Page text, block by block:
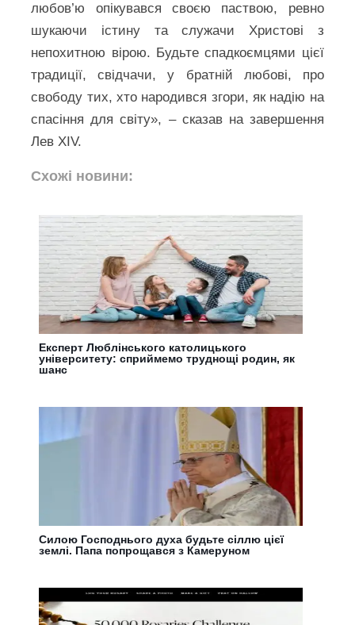
любов’ю опікувався своєю паствою, ревно
шукаючи істину та служачи Христові з
непохитною вірою. Будьте спадкоємцями цієї
традиції, свідчачи, у братній любові, про
свободу тих, хто народився згори, як надію на
спасіння для світу», – сказав на завершення
Лев XIV.
Схожі новини:
Експерт Люблінського католицького
університету: сприймемо труднощі родин, як
шанс
Силою Господнього духа будьте сіллю цієї
землі. Папа попрощався з Камеруном